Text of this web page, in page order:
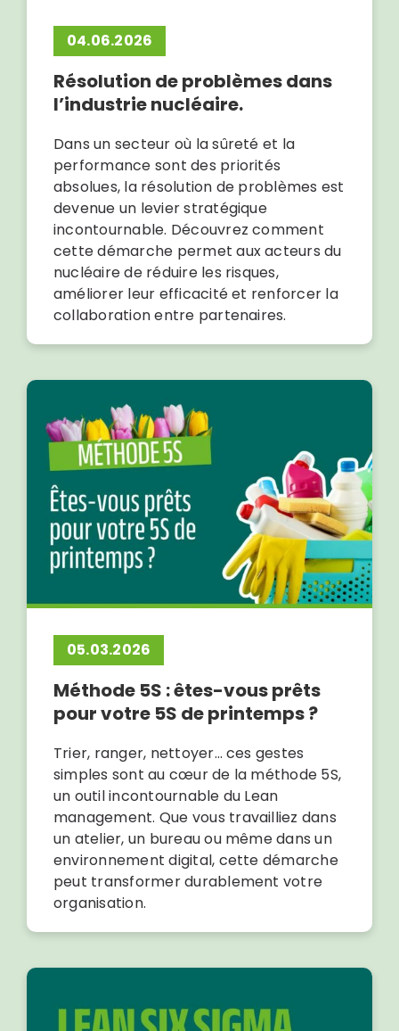
04.06.2026
Résolution de problèmes dans
l’industrie nucléaire.
Dans un secteur où la sûreté et la
performance sont des priorités
absolues, la résolution de problèmes est
devenue un levier stratégique
incontournable. Découvrez comment
cette démarche permet aux acteurs du
nucléaire de réduire les risques,
améliorer leur efficacité et renforcer la
collaboration entre partenaires.
05.03.2026
Méthode 5S : êtes-vous prêts
pour votre 5S de printemps ?
Trier, ranger, nettoyer… ces gestes
simples sont au cœur de la méthode 5S,
un outil incontournable du Lean
management. Que vous travailliez dans
un atelier, un bureau ou même dans un
environnement digital, cette démarche
peut transformer durablement votre
organisation.